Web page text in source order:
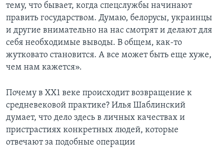
тему, что бывает, когда спецслужбы начинают
править государством. Думаю, белорусы, украинцы
и другие внимательно на нас смотрят и делают для
себя необходимые выводы. В общем, как-то
жутковато становится. А все может быть еще хуже,
чем нам кажется».
Почему в ХХ1 веке происходит возвращение к
средневековой практике? Илья Шаблинский
думает, что дело здесь в личных качествах и
пристрастиях конкретных людей, которые
отвечают за подобные операции